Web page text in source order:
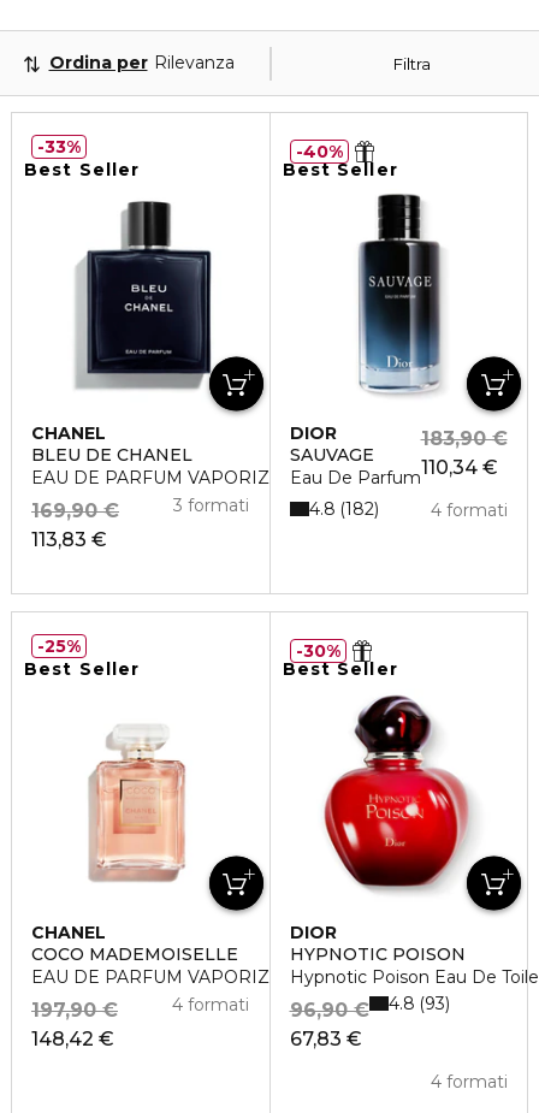
Filtra
Ordina per Rilevanza
Best Seller
CHANEL
BLEU DE CHANEL
EAU DE PARFUM VAPORIZZATORE
113,83 €
169,90 € 3 formati
33%
Best Seller
DIOR
SAUVAGE
Eau De Parfum110,34 €
183,90 €
4 formati
4.8 182
40%
Best Seller
CHANEL
COCO MADEMOISELLE
EAU DE PARFUM VAPORIZZATORE
148,42 €
197,90 € 4 formati
25%
Best Seller
DIOR
HYPNOTIC POISON
Hypnotic Poison Eau De
67,83 €
96,90 €
4 formati
4.8 93
30%